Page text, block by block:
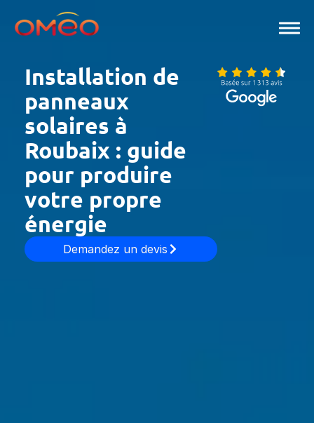
contenu
Installation de
panneaux
solaires à
Roubaix : guide
pour produire
votre propre
énergie
Demandez un devis